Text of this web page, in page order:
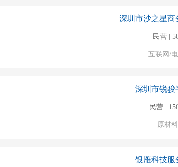
深圳市沙之星商
民营 |
互联网/
深圳市锐骏
民营 |
原材
银雁科技服